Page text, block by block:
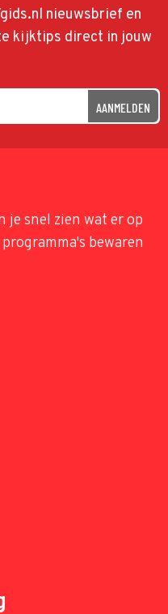
nieuwsbrief en
kijktips direct in jouw
AANMELDEN
je snel zien wat er op
bewaren